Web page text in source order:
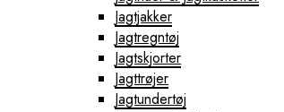
Jagtjakker
Jagtregntøj
Jagtskjorter
Jagttrøjer
Jagtundertøj